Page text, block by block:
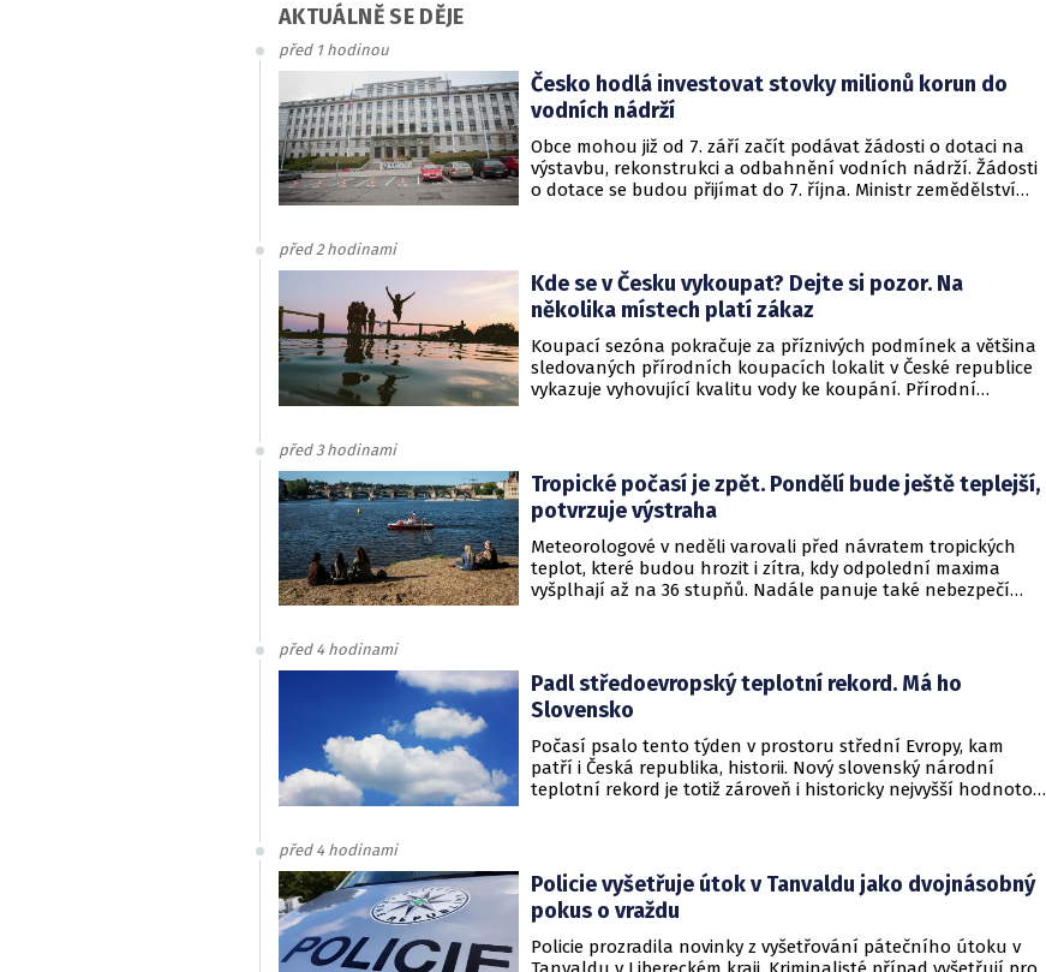
AKTUÁLNĚ SE DĚJE
před 1 hodinou
Česko hodlá investovat stovky milionů korun do
vodních nádrží
Obce mohou již od 7. září začít podávat žádosti o dotaci na
výstavbu, rekonstrukci a odbahnění vodních nádrží. Žádosti
o dotace se budou přijímat do 7. října. Ministr zemědělství
tocích – 3. etapa. Informovalo o tom ministerstvo
zemědělství.
před 2 hodinami
Kde se v Česku vykoupat? Dejte si pozor. Na
několika místech platí zákaz
Koupací sezóna pokračuje za příznivých podmínek a většina
sledovaných přírodních koupacích lokalit v České republice
vykazuje vyhovující kvalitu vody ke koupání. Přírodní
často přesahujícími 30 °C.
před 3 hodinami
Tropické počasí je zpět. Pondělí bude ještě teplejší,
potvrzuje výstraha
Meteorologové v neděli varovali před návratem tropických
teplot, které budou hrozit i zítra, kdy odpolední maxima
vyšplhají až na 36 stupňů. Nadále panuje také nebezpečí
před 4 hodinami
Padl středoevropský teplotní rekord. Má ho
Slovensko
Počasí psalo tento týden v prostoru střední Evropy, kam
patří i Česká republika, historii. Nový slovenský národní
teplotní rekord je totiž zároveň i historicky nejvyšší hodnotou
před 4 hodinami
Policie vyšetřuje útok v Tanvaldu jako dvojnásobný
pokus o vraždu
Policie prozradila novinky z vyšetřování pátečního útoku v